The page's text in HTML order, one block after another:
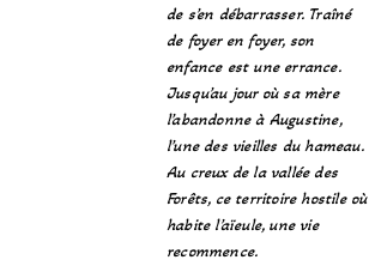
de s’en débarrasser. Traîné
de foyer en foyer, son
enfance est une errance.
Jusqu’au jour où sa mère
l’abandonne à Augustine,
l’une des vieilles du hameau.
Au creux de la vallée des
Forêts, ce territoire hostile où
habite l’aïeule, une vie
recommence.